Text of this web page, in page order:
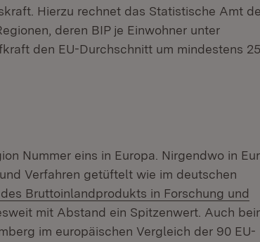
Hierzu rechnet das Statistische Amt
deren BIP je Einwohner unter
den EU-Durchschnitt um mindestens 25
Nummer eins in Europa. Nirgendwo in
Verfahren getüftelt wie im deutschen
Bruttoinlandprodukts in Forschung und
mit Abstand ein Spitzenwert. Auch
im europäischen Vergleich der 90 EU-